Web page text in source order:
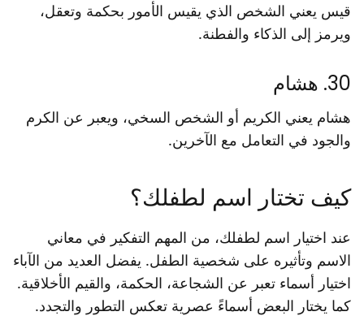
قيس يعني الشخص الذي يقيس الأمور بحكمة وتعقل،
ويرمز إلى الذكاء والفطنة.
30. هشام
هشام يعني الكريم أو الشخص السخي، ويعبر عن الكرم
والجود في التعامل مع الآخرين.
كيف تختار اسم لطفلك؟
عند اختيار اسم لطفلك، من المهم التفكير في معاني
الاسم وتأثيره على شخصية الطفل. يفضل العديد من الآباء
اختيار أسماء تعبر عن الشجاعة، الحكمة، والقيم الأخلاقية.
كما يختار البعض أسماءً عصرية تعكس التطور والتجدد.